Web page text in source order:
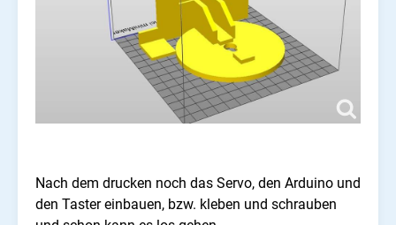
Nach dem drucken noch das Servo, den Arduino und
den Taster einbauen, bzw. kleben und schrauben